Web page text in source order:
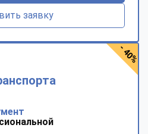
заявку
- 40%
любой удобный мессенджер!
EMail